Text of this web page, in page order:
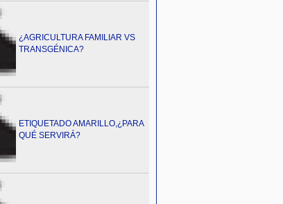
¿AGRICULTURA FAMILIAR VS
TRANSGÉNICA?
ETIQUETADO AMARILLO,¿PARA
QUÉ SERVIRÁ?